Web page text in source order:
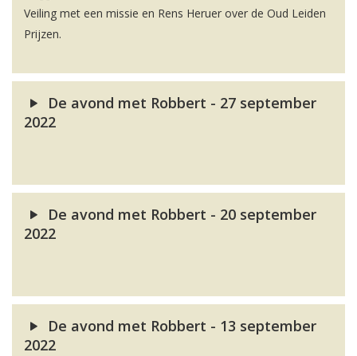
Veiling met een missie en Rens Heruer over de Oud Leiden
Prijzen.
De avond met Robbert - 27 september
2022
De avond met Robbert - 20 september
2022
De avond met Robbert - 13 september
2022